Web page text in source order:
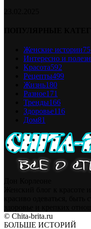
Женские истории
Интересно и
Красота592
Рецепты499
Жизнь180
Разное171
Тренды166
Здоровье116
Дом81
© Chita-brita.ru
БОЛЬШЕ ИСТОРИЙ